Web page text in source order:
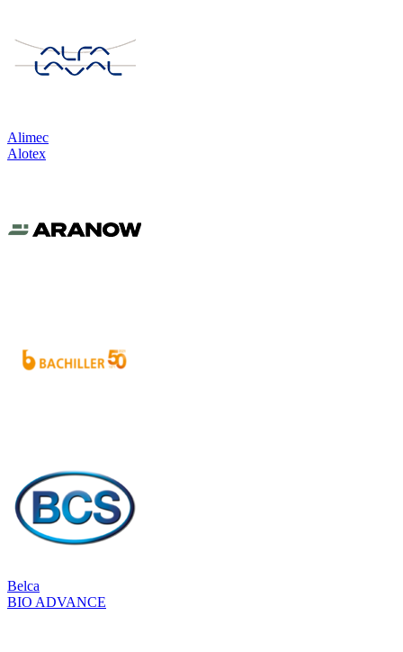
Alimec
Alotex
Belca
BIO ADVANCE